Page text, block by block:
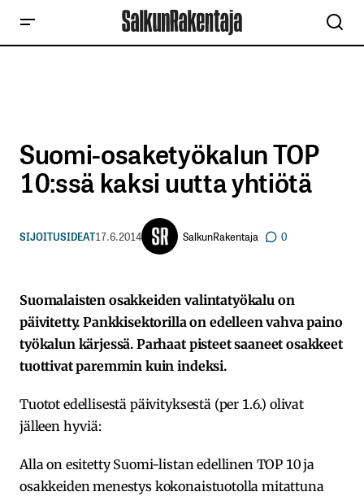
Suomi-osaketyökalun TOP
10:ssä kaksi uutta yhtiötä
SIJOITUSIDEAT17.6.2014 SalkunRakentaja 0
Suomalaisten osakkeiden valintatyökalu on
päivitetty. Pankkisektorilla on edelleen vahva paino
työkalun kärjessä. Parhaat pisteet saaneet osakkeet
tuottivat paremmin kuin indeksi.
Tuotot edellisestä päivityksestä (per 1.6.) olivat
jälleen hyviä:
Alla on esitetty Suomi-listan edellinen TOP 10 ja
osakkeiden menestys kokonaistuotolla mitattuna